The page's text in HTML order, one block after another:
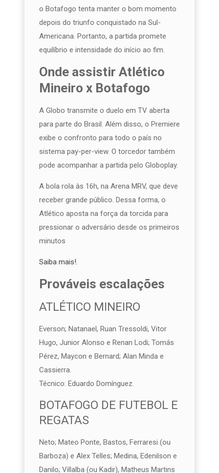
o Botafogo tenta manter o bom momento
depois do triunfo conquistado na Sul-
Americana. Portanto, a partida promete
equilíbrio e intensidade do início ao fim.
Onde assistir Atlético
Mineiro x Botafogo
A Globo transmite o duelo em TV aberta
para parte do Brasil. Além disso, o Premiere
exibe o confronto para todo o país no
sistema pay-per-view. O torcedor também
pode acompanhar a partida pelo Globoplay.
A bola rola às 16h, na Arena MRV, que deve
receber grande público. Dessa forma, o
Atlético aposta na força da torcida para
pressionar o adversário desde os primeiros
minutos
Saiba mais!.
Prováveis escalações
ATLÉTICO MINEIRO
Everson; Natanael, Ruan Tressoldi, Vitor
Hugo, Junior Alonso e Renan Lodi; Tomás
Pérez, Maycon e Bernard; Alan Minda e
Cassierra.
Técnico: Eduardo Domínguez.
BOTAFOGO DE FUTEBOL E
REGATAS
Neto; Mateo Ponte, Bastos, Ferraresi (ou
Barboza) e Alex Telles; Medina, Edenilson e
Danilo; Villalba (ou Kadir), Matheus Martins